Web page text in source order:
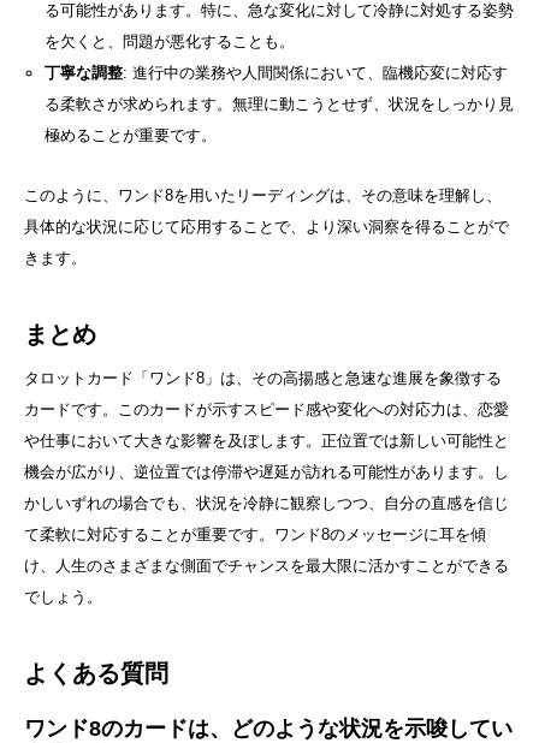
る可能性があります。特に、急な変化に対して冷静に対処する姿勢
を欠くと、問題が悪化することも。
丁寧な調整: 進行中の業務や人間関係において、臨機応変に対応す
る柔軟さが求められます。無理に動こうとせず、状況をしっかり見
極めることが重要です。
このように、ワンド8を用いたリーディングは、その意味を理解し、
具体的な状況に応じて応用することで、より深い洞察を得ることがで
きます。
まとめ
タロットカード「ワンド8」は、その高揚感と急速な進展を象徴する
カードです。このカードが示すスピード感や変化への対応力は、恋愛
や仕事において大きな影響を及ぼします。正位置では新しい可能性と
機会が広がり、逆位置では停滞や遅延が訪れる可能性があります。し
かしいずれの場合でも、状況を冷静に観察しつつ、自分の直感を信じ
て柔軟に対応することが重要です。ワンド8のメッセージに耳を傾
け、人生のさまざまな側面でチャンスを最大限に活かすことができる
でしょう。
よくある質問
ワンド8のカードは、どのような状況を示唆してい